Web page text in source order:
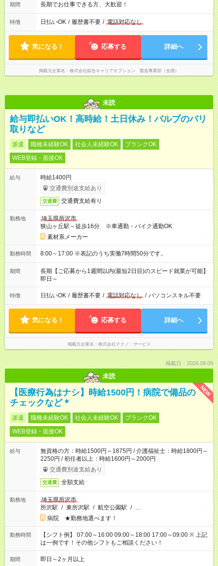
期間 長期でお仕事できる方、大歓迎！
特徴 日払いOK / 履歴書不要 / 電話対応なし
気になる！ 応募する 詳細へ
掲載元企業名 株式会社綜合キャリアオプション 製造事業部（全国）
未読
給与即払いOK！高時給！土日休み！バルブのバリ
取りなど
派遣 職種未経験OK 社会人未経験OK
ブランクOK
WEB登録・面接OK
給与
時給1400円
交通費別途支給あり
交通費 交通費支給有り
勤務地
埼玉県所沢市
狭山ヶ丘駅～徒歩16分 ※車通勤・バイク通勤OK
素材系メーカー
勤務時間 8:00～17:00 ※表記のうち実働7時間50分です。
期間
長期【ご応募から1週間以内(最短2日目)のスピード就業が可能】
即日～
特徴 日払いOK / 履歴書不要 / 電話対応なし / パソコンスキル不要
気になる！ 応募する 詳細へ
掲載元企業名 株式会社テクノ・サービス
掲載日：2026.08.09
未読
NEW
【医療行為はナシ】時給1500円！病院で備品の
チェックなど＊
派遣 職種未経験OK 社会人未経験OK
ブランクOK
WEB登録・面接OK
給与
無資格の方：時給1500円～1875円 / 介護福祉士：時給1800円～
2250円 / 初任者以上：時給1600円～2000円
交通費別途支給あり
交通費 全額支給
勤務地
埼玉県所沢市
所沢駅 / 東所沢駅 / 航空公園駅 / …
病院 ★勤務地選べます！
勤務時間
【シフト例】 07:00～16:00 09:00～18:00 17:00～09:00 ※ 上記
は一例です！その他シフトもご相談ください！
期間 即日～2ヶ月以上